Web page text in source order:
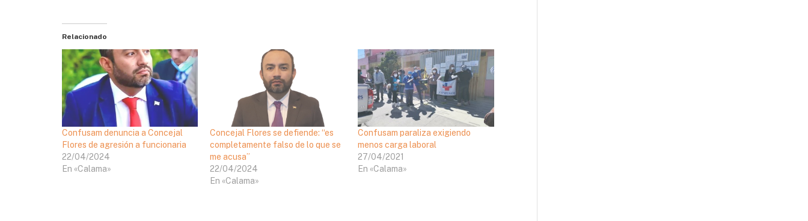
Relacionado
Confusam denuncia a Concejal
Flores de agresión a funcionaria
22/04/2024
En «Calama»
Concejal Flores se defiende: “es
completamente falso de lo que se
me acusa”
22/04/2024
En «Calama»
Confusam paraliza exigiendo
menos carga laboral
27/04/2021
En «Calama»